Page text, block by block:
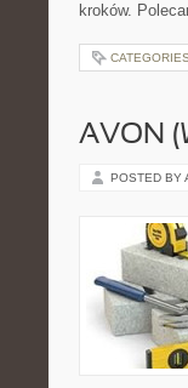
kroków.
AVON
POSTED BY